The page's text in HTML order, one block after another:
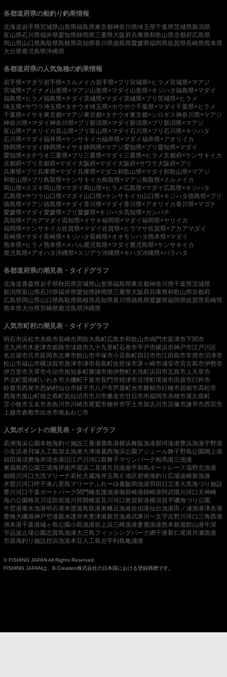
各都道府県の船釣り釣果情報
北海道岩手県宮城県山形県福島県東京都神奈川県埼玉県千葉県茨城県新潟県
富山県石川県福井県愛知県静岡県三重県大阪府兵庫県和歌山県京都府広島県
岡山県山口県鳥取県島根県高知県香川県徳島県愛媛県福岡県佐賀県長崎県熊本県
大分県 鹿児島県沖縄県
各都道府県の人気魚種の釣果情報
岩手県×マダラ 岩手県×スルメイカ 岩手県×ブリ 宮城県×ヒラメ宮城県×マアジ
宮城県×アイナメ 山形県×マアジ山形県×マダイ 山形県×キジハタ福島県×マダイ
福島県×ヒラメ福島県×チダイ茨城県×マダイ茨城県×ブリ 茨城県×ヒラメ
埼玉県×サワラ埼玉県×タチウオ埼玉県×ホウボウ千葉県×マダイ千葉県×ヒラメ
千葉県×イサキ東京都×マアジ東京都×タチウオ東京都×シロギス神奈川県×マアジ
神奈川県×マダイ神奈川県×ブリ 新潟県×マダイ 新潟県×ブリ 新潟県×マアジ
富山県×アオリイカ富山県×ブリ 富山県×マダイ石川県×ブリ 石川県×キジハタ
石川県×マダイ福井県×ケンサキイカ福井県×マダイ福井県×アオリイカ
静岡県×マダイ静岡県×イサキ静岡県×マアジ愛知県×ブリ 愛知県×マダイ
愛知県×タチウオ三重県×ブリ 三重県×マダイ 三重県×ヒラメ京都府×ケンサキイカ
京都府×ブリ 京都府×マダイ 大阪府×マダイ 大阪府×サワラ 大阪府×ブリ
兵庫県×ブリ 兵庫県×マダイ兵庫県×マダコ和歌山県×マダイ和歌山県×マアジ
和歌山県×ブリ 鳥取県×ケンサキイカ 鳥取県×マアジ鳥取県×スルメイカ
岡山県×スズキ岡山県×マダイ 岡山県×ヒラメ 広島県×マダイ 広島県×キジハタ
広島県×サワラ 山口県×マダイ 山口県×ケンサキイカ 山口県×キジハタ徳島県×ブリ
徳島県×マアジ徳島県×チダイ香川県×マダイ香川県×アオリイカ香川県×マゴチ
愛媛県×マダイ愛媛県×ブリ 愛媛県×キジハタ高知県×カンパチ
高知県×アカアマダイ高知県×イサキ福岡県×マダイ福岡県×ヤリイカ
福岡県×ケンサキイカ佐賀県×マダイ佐賀県×ヒラマサ佐賀県×アカアマダイ
長崎県×マダイ長崎県×キジハタ長崎県×オオモンハタ 熊本県×マダイ
熊本県×ヒラメ 熊本県×メバル鹿児島県×マダイ 鹿児島県×ケンサキイカ
鹿児島県×アオハタ沖縄県×スジアラ沖縄県×キハダ沖縄県×バラハタ
各都道府県の潮見表・タイドグラフ
北海道青森県岩手県秋田県宮城県山形県福島県東京都神奈川県千葉県茨城県
新潟県富山県石川県福井県愛知県静岡県三重県大阪府兵庫県和歌山県京都府
広島県岡山県山口県鳥取県島根県高知県香川県徳島県愛媛県福岡県佐賀県長崎県
熊本県大分県宮崎県 鹿児島県沖縄県
人気市町村の潮見表・タイドグラフ
明石市浜松市糸島市長崎市周防大島町広島市和歌山市鳴門市富津市下関市
北九州市木更津市姫路市淡路市九十九里町石巻市平戸市横浜市神戸市江戸川区
名古屋市呉市延岡市志摩市館山市平塚市小豆島町四日市市江田島市常滑市沼津市
松山市福山市横須賀市唐津市津市長島町佐世保市茅ヶ崎市浦安市宮古島市伊勢市
伊万里市天草市今治市南知多町勝浦市南伊勢町大洗町浜田市五島市 上天草市
芦北町愛南町いわき市大磯町千葉市長門市焼津市亘理町境港市田原市臼杵市
鈴鹿市西尾市恩納村仙台市銚子市八戸市芦屋町光市舞鶴市行橋市碧南市高松市
西海市葉山町徳之島町気仙沼市市川市桑名市廿日市市福岡市赤穂市屋久島町
苫小牧市玉名市糸魚川市 川崎市尾鷲市柳井市宇土市加古川市宗像市諫早市西宮市
上越市倉敷市出水市南あわじ市
人気ポイントの潮見表・タイドグラフ
若洲海浜公園本牧海釣り施設三番瀬 鹿島港横浜舞阪漁港那珂湊港豊浜漁港宇野港
小名浜港 貝塚人工島加太漁港大津港葛西海浜公園アジュール舞子野島公園閖上港
福田港須磨海岸清水港 旧江戸川河口 新舞子マリンパーク相馬港三池港
東扇島西公園三浦海岸南芦屋浜二見港 片貝漁港平和島ボートレース場野北漁港
相模川河口 大洗マリーナ若松大蔵海岸玉島Ｅ地区碧南海釣り広場波崎新漁港
木曽川河口呼子港 八景島マリーナふれーゆ裏飯岡漁港羽田 日立港大黒海づり施設
豊川河口千葉ポートパーク関門橋名護漁港御前崎港師崎港阿武隈川河口 天神崎
海の公園検見川堤防筑後川昇開橋室見川河口敦賀新港横須賀平磯海づり公園
牛窓港垂水漁港明石港本渡港鳥取港東幡豆漁港佐伯港仙台漁港田ノ浦漁港津名港
豊橋大磯港神戸空港親水護岸木更津港新宮漁港武庫川一文字吉野川河口 三角西港
洲本港千葉港城ヶ島公園小島漁港吹上浜三崎漁港妻鹿漁港熊本新港館山港牛深
宇品波止場公園志賀島漁港大三島フィッシングパーク網干港新仁尾港 片瀬漁港
市原海釣り施設姪浜漁港本荘人工島古宇利島亀浦港
© FISHING JAPAN All Rights Reserved.
FISHING JAPANは、B.Creation株式会社の日本国における登録商標です。